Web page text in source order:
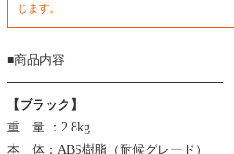
じます。
■商品内容
────────────────────────
【ブラック】
重 量 ：2.8kg
本 体：ABS樹脂（耐候グレード）